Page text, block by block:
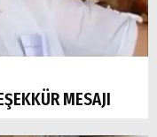
MESAJI